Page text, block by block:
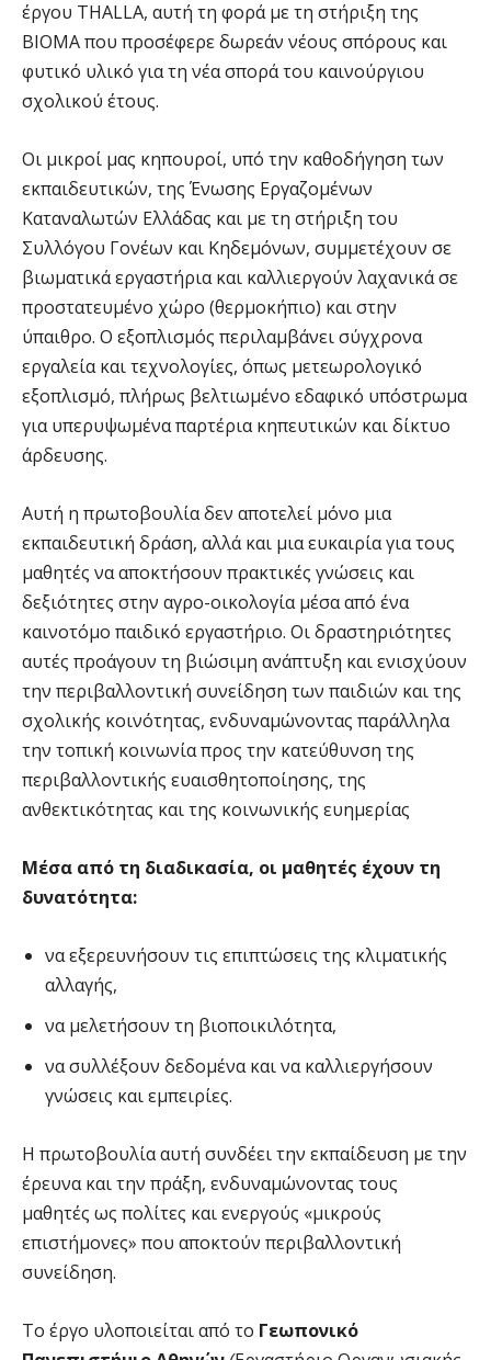
έργου THALLA, αυτή τη φορά με τη στήριξη της
ΒΙΟΜΑ που προσέφερε δωρεάν νέους σπόρους και
φυτικό υλικό για τη νέα σπορά του καινούργιου
σχολικού έτους.
Οι μικροί μας κηπουροί, υπό την καθοδήγηση των
εκπαιδευτικών, της Ένωσης Εργαζομένων
Καταναλωτών Ελλάδας και με τη στήριξη του
Συλλόγου Γονέων και Κηδεμόνων, συμμετέχουν σε
βιωματικά εργαστήρια και καλλιεργούν λαχανικά σε
προστατευμένο χώρο (θερμοκήπιο) και στην
ύπαιθρο. Ο εξοπλισμός περιλαμβάνει σύγχρονα
εργαλεία και τεχνολογίες, όπως μετεωρολογικό
εξοπλισμό, πλήρως βελτιωμένο εδαφικό υπόστρωμα
για υπερυψωμένα παρτέρια κηπευτικών και δίκτυο
άρδευσης.
Αυτή η πρωτοβουλία δεν αποτελεί μόνο μια
εκπαιδευτική δράση, αλλά και μια ευκαιρία για τους
μαθητές να αποκτήσουν πρακτικές γνώσεις και
δεξιότητες στην αγρο-οικολογία μέσα από ένα
καινοτόμο παιδικό εργαστήριο. Οι δραστηριότητες
αυτές προάγουν τη βιώσιμη ανάπτυξη και ενισχύουν
την περιβαλλοντική συνείδηση των παιδιών και της
σχολικής κοινότητας, ενδυναμώνοντας παράλληλα
την τοπική κοινωνία προς την κατεύθυνση της
περιβαλλοντικής ευαισθητοποίησης, της
ανθεκτικότητας και της κοινωνικής ευημερίας
Μέσα από τη διαδικασία, οι μαθητές έχουν τη
δυνατότητα:
να εξερευνήσουν τις επιπτώσεις της κλιματικής
αλλαγής,
να μελετήσουν τη βιοποικιλότητα,
να συλλέξουν δεδομένα και να καλλιεργήσουν
γνώσεις και εμπειρίες.
Η πρωτοβουλία αυτή συνδέει την εκπαίδευση με την
έρευνα και την πράξη, ενδυναμώνοντας τους
μαθητές ως πολίτες και ενεργούς «μικρούς
επιστήμονες» που αποκτούν περιβαλλοντική
συνείδηση.
Το έργο υλοποιείται από το Γεωπονικό